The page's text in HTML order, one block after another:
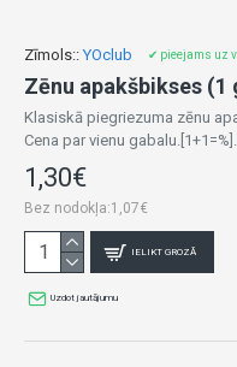
Zīmols:: YOclub ✔ pieejams uz
Zēnu apakšbikses (1
Klasiskā piegriezuma zēnu
Cena par vienu
1,30€
Bez nodokļa:1,07€
IELIKT GROZĀ
Uzdot jautājumu